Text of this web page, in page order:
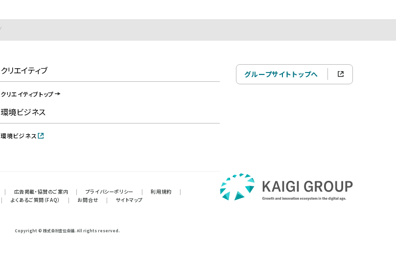
クリエイティブ
クリエイティブトップ
環境ビジネス
環境ビジネス
| 広告掲載・協賛のご案内 | プライバシーポリシー | 利用規約
|
| よくあるご質問（FAQ） | お問合せ | サイトマップ
グループサイトトップへ
Copyright © 株式会社宣伝会議. All rights reserved.